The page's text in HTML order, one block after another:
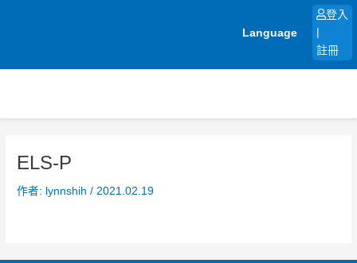
Language
登入
註冊
ELS-P
作者: lynnshih/ 2021.02.19